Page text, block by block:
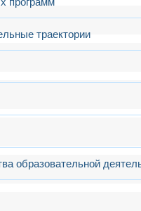
траектории
образовательной